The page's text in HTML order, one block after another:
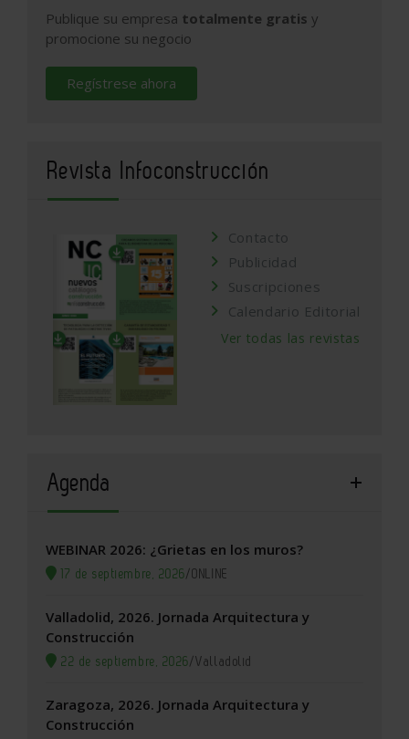
Publique su empresa totalmente gratis y
promocione su negocio
Regístrese ahora
Revista Infoconstrucción
Contacto
Publicidad
Suscripciones
Calendario Editorial
Ver todas las revistas
Agenda
WEBINAR 2026: ¿Grietas en los muros?
17 de septiembre, 2026/ONLINE
Valladolid, 2026. Jornada Arquitectura y
Construcción
22 de septiembre, 2026/Valladolid
Zaragoza, 2026. Jornada Arquitectura y
Construcción